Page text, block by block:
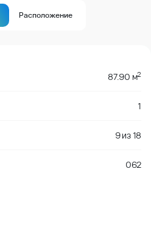
Расположение
87.90 м2
1
9из18
062